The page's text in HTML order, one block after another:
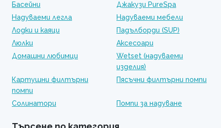
Басейни
Джакузи PureSpa
Надуваеми легла
Надуваеми мебели
Лодки и каяци
Падълборди (SUP)
Люлки
Аксесоари
Домашни любимци
Wetset (надуваеми
изделия)
Картушни филтърни
помпи
Пясъчни филтърни помпи
Солинатори Помпи за надуване